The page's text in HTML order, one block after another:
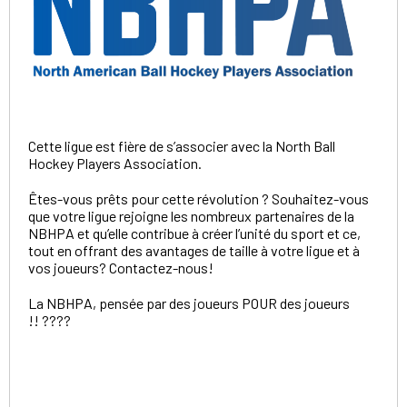
Cette ligue est fière de s’associer avec la North Ball
Hockey Players Association.
Êtes-vous prêts pour cette révolution ? Souhaitez-vous
que votre ligue rejoigne les nombreux partenaires de la
NBHPA et qu’elle contribue à créer l’unité du sport et ce,
tout en offrant des avantages de taille à votre ligue et à
vos joueurs? Contactez-nous!
La NBHPA, pensée par des joueurs POUR des joueurs
!! ????